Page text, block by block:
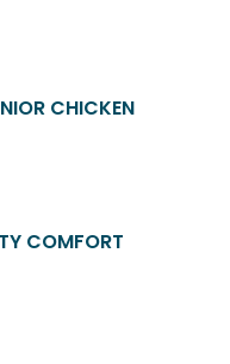
CHICKEN
COMFORT